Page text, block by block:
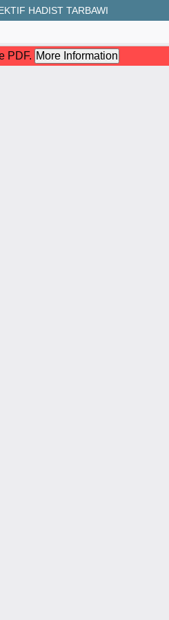
HADIST TARBAWI